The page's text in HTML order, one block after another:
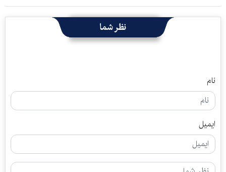
نظر شما
نام
ایمیل